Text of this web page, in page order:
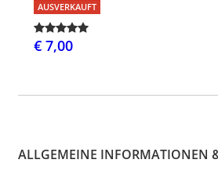
AUSVERKAUFT
€ 7,00
ALLGEMEINE INFORMATIONEN